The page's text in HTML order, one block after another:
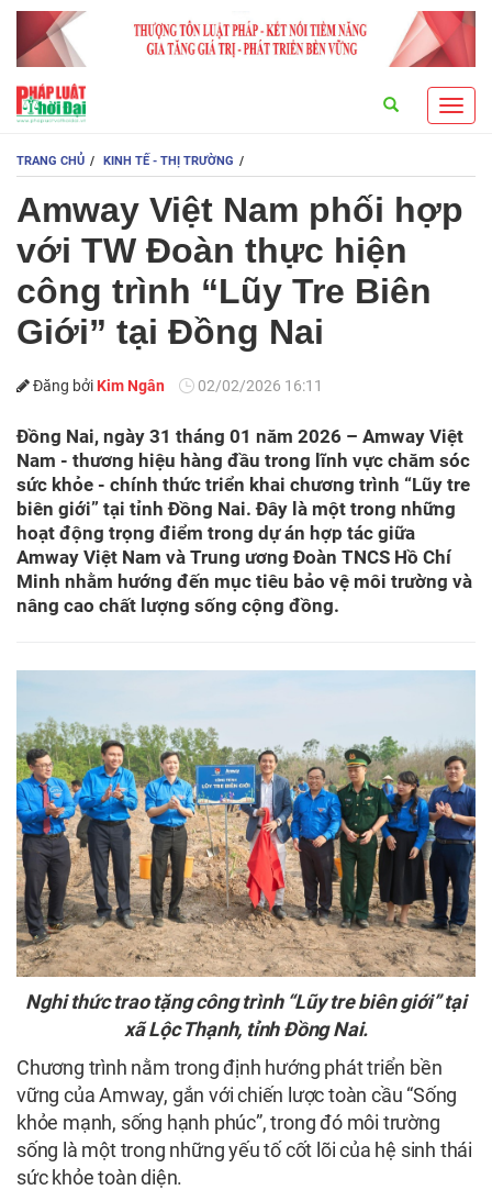
TRANG CHỦ KINH TẾ - THỊ TRƯỜNG
Amway Việt Nam phối hợp
với TW Đoàn thực hiện
công trình “Lũy Tre Biên
Giới” tại Đồng Nai
Đăng bởi Kim Ngân 02/02/2026 16:11
Đồng Nai, ngày 31 tháng 01 năm 2026 – Amway Việt
Nam - thương hiệu hàng đầu trong lĩnh vực chăm sóc
sức khỏe - chính thức triển khai chương trình “Lũy tre
biên giới” tại tỉnh Đồng Nai. Đây là một trong những
hoạt động trọng điểm trong dự án hợp tác giữa
Amway Việt Nam và Trung ương Đoàn TNCS Hồ Chí
Minh nhằm hướng đến mục tiêu bảo vệ môi trường và
nâng cao chất lượng sống cộng đồng.
Nghi thức trao tặng công trình “Lũy tre biên giới” tại
xã Lộc Thạnh, tỉnh Đồng Nai.
Chương trình nằm trong định hướng phát triển bền
vững của Amway, gắn với chiến lược toàn cầu “Sống
khỏe mạnh, sống hạnh phúc”, trong đó môi trường
sống là một trong những yếu tố cốt lõi của hệ sinh thái
sức khỏe toàn diện.